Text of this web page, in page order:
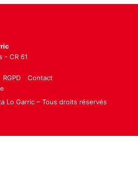
- CR 61
RGPD
Contact
Lo Garric – Tous droits réservés